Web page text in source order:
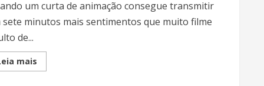
um curta de animação consegue transmitir
sete minutos mais sentimentos que muito filme
de...
maisRead
more